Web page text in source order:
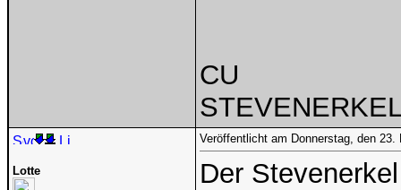
CU
Lotte
Veröffentlicht am Donnerstag, den
Der